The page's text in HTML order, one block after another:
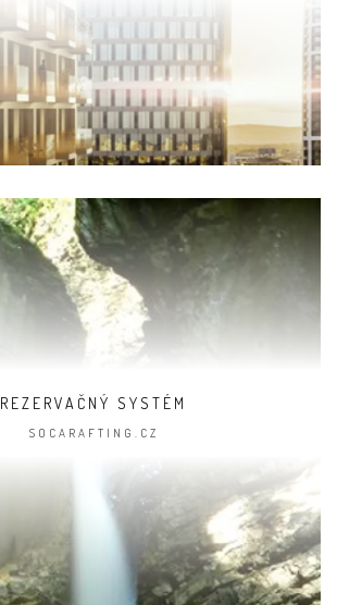
REZERVAČNÝ SYSTÉM
SOCARAFTING.CZ